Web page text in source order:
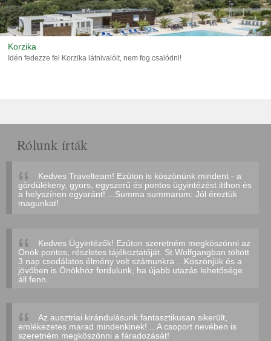
Korzika
Idén fedezze fel Korzika látnivalóit, nem fog csalódni!
Rólunk írták
Kedves Travelteam! Ezúton is köszönünk mindent - a
gördülékeny, gyors, egyszerű és pontos ügyintézést itthon és
a helyszínen egyaránt! ...Summa summarum: Jól éreztük
magunkat!
Kedves Ügyintézők! Ezúton szeretném megköszönni az
Önök pontos, részletes tájékoztatóját. St.Wolfgangban töltött
3 nap csodálatos élmény volt számunkra ...Köszönjük és a
jövőben is Önökhöz fordulunk, ha újabb utazás lehetősége
áll fenn.
Az ausztriai kirándulásunk fantasztikusan sikerült,
emlékezetes marad mindenkinek! ...A csoport nevében is
szeretném megköszönni a fáradozását!